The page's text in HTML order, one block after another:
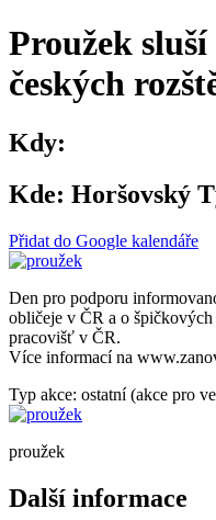
Proužek
českých
Kdy:
Kde: Horšovský
Přidat do Google kalendáře
Den pro podporu
obličeje v ČR a o
pracovišť v ČR.
Více informací na
Typ akce: ostatní (akce pro
proužek
Další informace